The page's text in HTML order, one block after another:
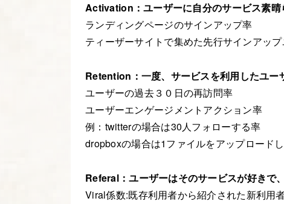
Activation：ユーザーに自分のサービス素晴
ランディングページのサインアップ率
ティーザーサイトで集めた先行サインアッ
Retention：一度、サービスを利用したユー
ユーザーの過去３０日の再訪問率
ユーザーエンゲージメントアクション率
例：twitterの場合は30人フォローする率
dropboxの場合は1ファイルをアップロード
Referal：ユーザーはそのサービスが好きで
Viral係数:既存利用者から紹介された新利用